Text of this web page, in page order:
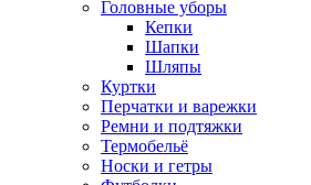
Головные уборы
Кепки
Шапки
Шляпы
Куртки
Перчатки и варежки
Ремни и подтяжки
Термобельё
Носки и гетры